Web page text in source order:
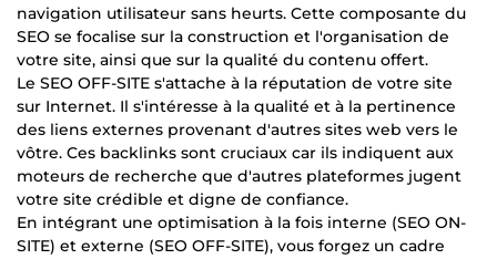
navigation utilisateur sans heurts. Cette composante du
SEO se focalise sur la construction et l'organisation de
votre site, ainsi que sur la qualité du contenu offert.
Le SEO OFF-SITE s'attache à la réputation de votre site
sur Internet. Il s'intéresse à la qualité et à la pertinence
des liens externes provenant d'autres sites web vers le
vôtre. Ces backlinks sont cruciaux car ils indiquent aux
moteurs de recherche que d'autres plateformes jugent
votre site crédible et digne de confiance.
En intégrant une optimisation à la fois interne (SEO ON-
SITE) et externe (SEO OFF-SITE), vous forgez un cadre